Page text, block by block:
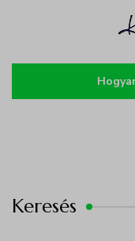
Keresés